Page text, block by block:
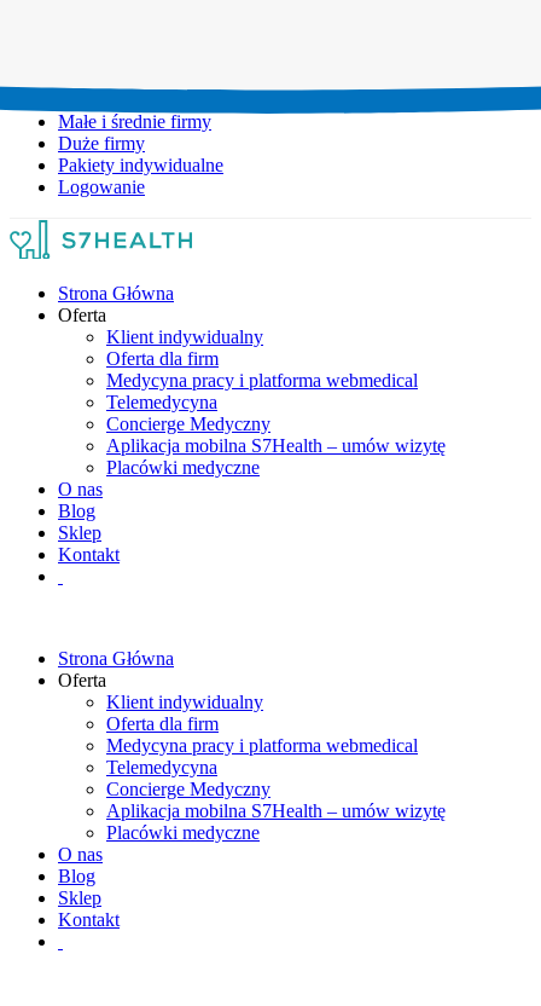
Małe i średnie firmy
Duże firmy
Pakiety indywidualne
Logowanie
Strona Główna
Oferta
Klient indywidualny
Oferta dla firm
Medycyna pracy i platforma webmedical
Telemedycyna
Concierge Medyczny
Aplikacja mobilna S7Health – umów wizytę
Placówki medyczne
O nas
Blog
Sklep
Kontakt
Strona Główna
Oferta
Klient indywidualny
Oferta dla firm
Medycyna pracy i platforma webmedical
Telemedycyna
Concierge Medyczny
Aplikacja mobilna S7Health – umów wizytę
Placówki medyczne
O nas
Blog
Sklep
Kontakt